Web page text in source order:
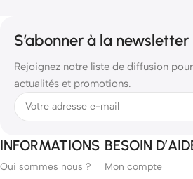
S’abonner à la newsletter
Rejoignez notre liste de diffusion
actualités et promotions.
INFORMATIONS
Qui sommes nous ?
BESOIN
Mon compte